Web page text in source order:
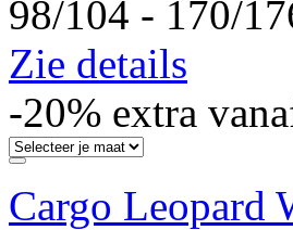
98/104 ‐ 170/
Zie details
-20% extra
Cargo Leopard